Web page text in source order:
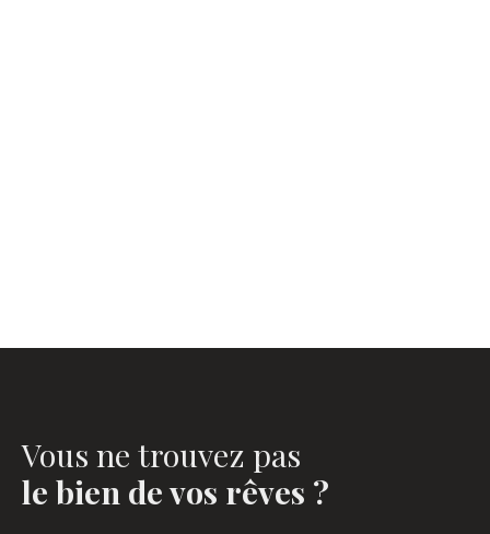
Vous ne trouvez pas
le bien de vos rêves ?